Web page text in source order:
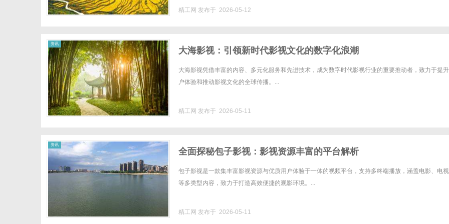
精工网 发布于 2026-05-12
资讯
大海影视：引领新时代影视文化的数字化浪潮
大海影视凭借丰富的内容、多元化服务和先进技术，成为数字时代影视行业的重要推动者，致力于提
户体验和推动影视文化的全球传播。...
精工网 发布于 2026-05-11
资讯
全面探秘包子影视：影视资源丰富的平台解析
包子影视是一款集丰富影视资源与优质用户体验于一体的视频平台，支持多终端播放，涵盖电影、电
等多类型内容，致力于打造高效便捷的观影环境。...
精工网 发布于 2026-05-11